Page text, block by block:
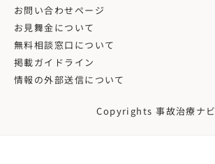
お問い合わせページ
お見舞金について
無料相談窓口について
掲載ガイドライン
情報の外部送信について
Copyrights 事故治療ナビ